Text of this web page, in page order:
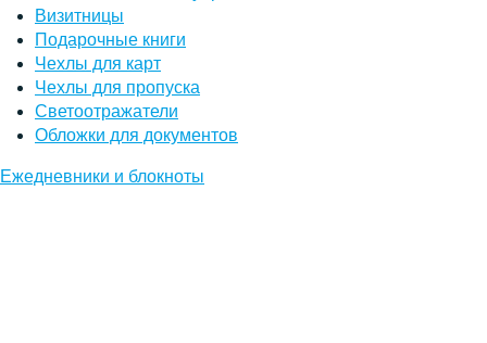
Визитницы
Подарочные книги
Чехлы для карт
Чехлы для пропуска
Светоотражатели
Обложки для документов
Ежедневники и блокноты